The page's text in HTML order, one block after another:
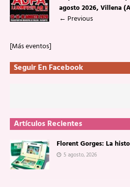
agosto 2026, Villena
← Previous
[Más eventos]
Seguir En Facebook
Artículos Recientes
Florent Gorges: La
5 agosto, 2026